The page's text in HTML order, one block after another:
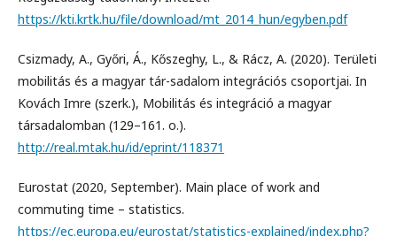
https://kti.krtk.hu/file/download/mt_2014_hun/egyben.pdf
Csizmady, A., Győri, Á., Kőszeghy, L., & Rácz, A. (2020). Területi
mobilitás és a magyar tár-sadalom integrációs csoportjai. In
Kovách Imre (szerk.), Mobilitás és integráció a magyar
társadalomban (129–161. o.).
http://real.mtak.hu/id/eprint/118371
Eurostat (2020, September). Main place of work and
commuting time – statistics.
https://ec.europa.eu/eurostat/statistics-explained/index.php?